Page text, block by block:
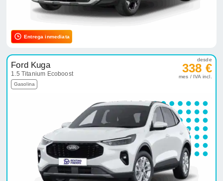
Entrega inmediata
Ford Kuga
1.5 Titanium Ecoboost
Gasolina
desde
338 €
mes / IVA incl.